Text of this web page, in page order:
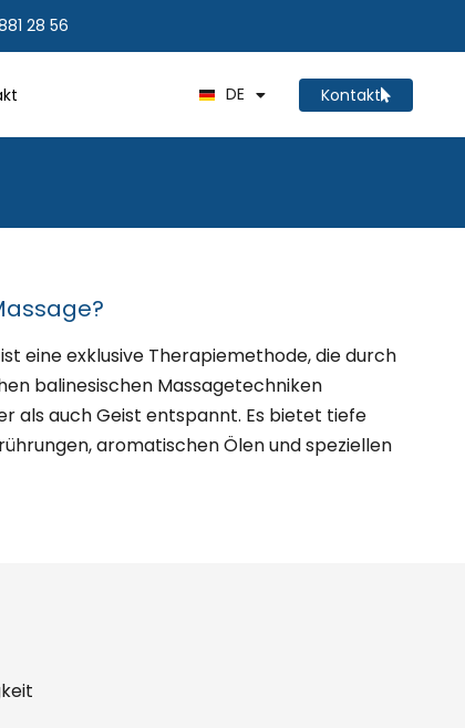
28 56
DE
EN
Kontakt
eine exklusive Therapiemethode, die durch
balinesischen Massagetechniken
als auch Geist entspannt. Es bietet tiefe
aromatischen Ölen und speziellen